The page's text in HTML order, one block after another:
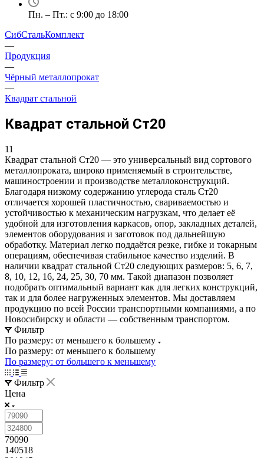
Пн. – Пт.: с 9:00 до 18:00
СибСтальКомплект
—
Продукция
—
Чёрный металлопрокат
—
Квадрат стальной
Квадрат стальной Ст20
11
Квадрат стальной Ст20 — это универсальный вид сортового
металлопроката, широко применяемый в строительстве,
машиностроении и производстве металлоконструкций.
Благодаря низкому содержанию углерода сталь Ст20
отличается хорошей пластичностью, свариваемостью и
устойчивостью к механическим нагрузкам, что делает её
удобной для изготовления каркасов, опор, закладных деталей,
элементов оборудования и заготовок под дальнейшую
обработку. Материал легко поддаётся резке, гибке и токарным
операциям, обеспечивая стабильное качество изделий. В
наличии квадрат стальной Ст20 следующих размеров: 5, 6, 7,
8, 10, 12, 16, 24, 25, 30, 70 мм. Такой диапазон позволяет
подобрать оптимальный вариант как для легких конструкций,
так и для более нагруженных элементов. Мы доставляем
продукцию по всей России транспортными компаниями, а по
Новосибирску и области — собственным транспортом.
Фильтр
По размеру: от меньшего к большему
По размеру: от меньшего к большему
По размеру: от большего к меньшему
Фильтр
Цена
79090
140518